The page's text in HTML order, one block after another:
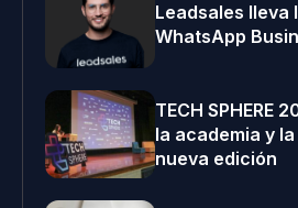
Leadsales lleva
WhatsApp
TECH SPHERE
la academia y
nueva edición